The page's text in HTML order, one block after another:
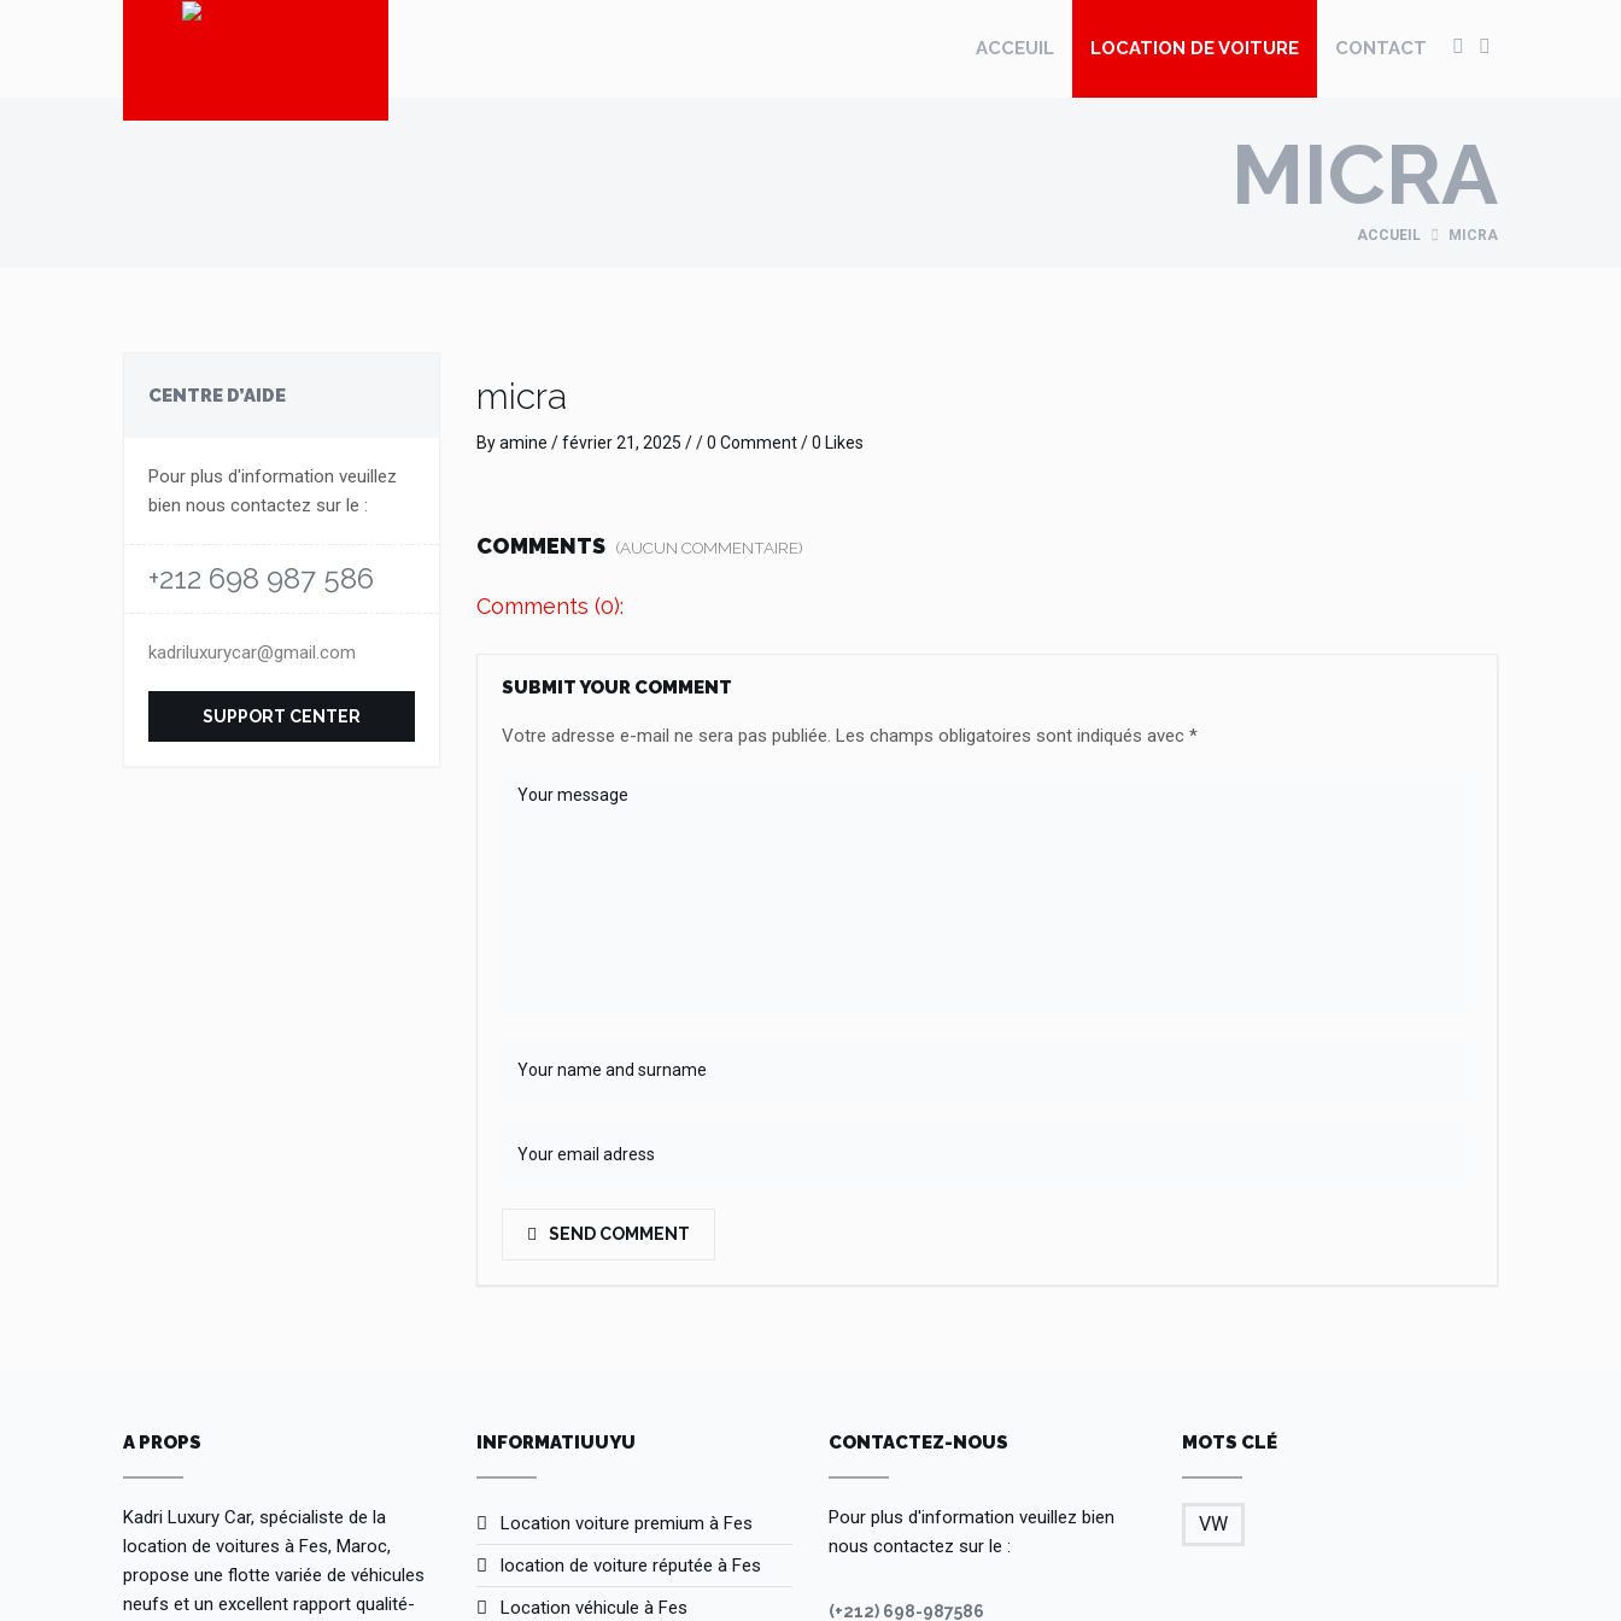
ACCEUIL LOCATION DE VOITURE CONTACT
MICRA
ACCUEIL MICRA
CENTRE D’AIDE
Pour plus d'information veuillez
bien nous contactez sur le :
+212 698 987 586
kadriluxurycar@gmail.com
SUPPORT CENTER
micra
Byamine /février 21, 2025 / /0 Comment/ 0 Likes
COMMENTS (AUCUN COMMENTAIRE)
Comments (0):
SUBMIT YOUR COMMENT
Votre adresse e-mail ne sera pas publiée. Les champs obligatoires sont indiqués avec *
SEND COMMENT
A PROPS
Kadri Luxury Car, spécialiste de la
location de voitures à Fes, Maroc,
propose une flotte variée de véhicules
neufs et un excellent rapport qualité-
INFORMATIUUYU
Location voiture premium à Fes
location de voiture réputée à Fes
Location véhicule à Fes
CONTACTEZ-NOUS
Pour plus d'information veuillez bien
nous contactez sur le :
(+212) 698-987586
MOTS CLÉ
VW